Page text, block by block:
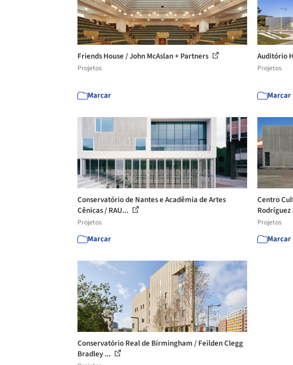
Friends House / John McAslan + Partners
Projetos
Marcar
Auditório
Projetos
Marcar
Conservatório de Nantes e Acadêmia de Artes
Cênicas / RAU...
Projetos
Marcar
Centro
Rodríguez
Projetos
Marcar
Conservatório Real de Birmingham / Feilden Clegg
Bradley ...